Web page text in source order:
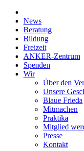
News
Beratung
Bildung
Freizeit
ANKER-Zentrum
Spenden
Wir
Über den
Unsere
Blaue Frieda
Mitmachen
Praktika
Mitglied
Presse
Kontakt